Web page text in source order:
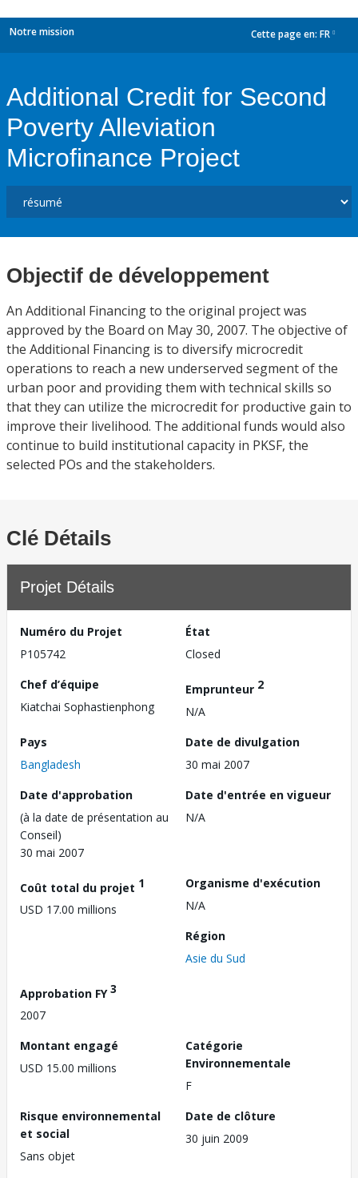
Notre mission Cette page en: FR
Additional Credit for Second
Poverty Alleviation
Microfinance Project
Objectif de développement
An Additional Financing to the original project was
approved by the Board on May 30, 2007. The objective of
the Additional Financing is to diversify microcredit
operations to reach a new underserved segment of the
urban poor and providing them with technical skills so
that they can utilize the microcredit for productive gain to
improve their livelihood. The additional funds would also
continue to build institutional capacity in PKSF, the
selected POs and the stakeholders.
Clé Détails
Projet Détails
Numéro du Projet
P105742
État
Closed
Chef d’équipe
Kiatchai Sophastienphong
Emprunteur 2
N/A
Pays
Bangladesh
Date de divulgation
30 mai 2007
Date d'approbation
(à la date de présentation au
Conseil)
30 mai 2007
Date d'entrée en vigueur
N/A
Coût total du projet 1
USD 17.00 millions
Organisme d'exécution
N/A
Région
Asie du Sud
Approbation FY3
2007
Montant engagé
USD 15.00 millions
Catégorie
Environnementale
F
Risque environnemental
et social
Sans objet
Date de clôture
30 juin 2009